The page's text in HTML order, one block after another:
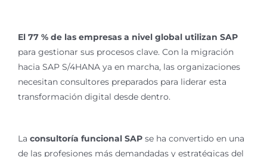
El 77 % de las empresas a nivel global utilizan SAP
para gestionar sus procesos clave. Con la migración
hacia SAP S/4HANA ya en marcha, las organizaciones
necesitan consultores preparados para liderar esta
transformación digital desde dentro.
La consultoría funcional SAPse ha convertido en una
de las profesiones más demandadas y estratégicas del